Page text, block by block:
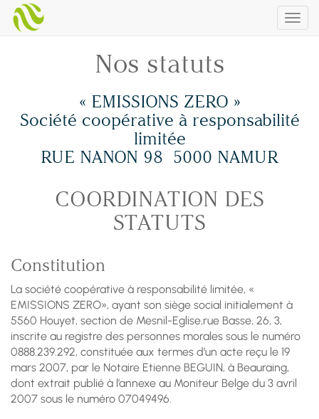
Nos statuts
« EMISSIONS ZERO »
Société coopérative à responsabilité
limitée
RUE NANON 98 5000 NAMUR
COORDINATION DES
STATUTS
Constitution
La société coopérative à responsabilité limitée, «
EMISSIONS ZERO», ayant son siège social initialement à
5560 Houyet, section de Mesnil-Eglise,rue Basse, 26, 3,
inscrite au registre des personnes morales sous le numéro
0888.239.292, constituée aux termes d’un acte reçu le 19
mars 2007, par le Notaire Etienne BEGUIN, à Beauraing,
dont extrait publié à l’annexe au Moniteur Belge du 3 avril
2007 sous le numéro 07049496.